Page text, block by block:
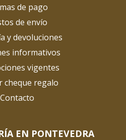
EN PONTEVEDRA
de pago
de envío
y devoluciones
informativos
vigentes
cheque regalo
Contacto